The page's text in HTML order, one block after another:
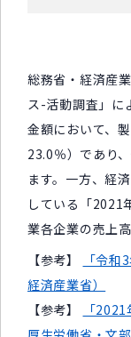
総務省・経済産
ス-活動調査」に
金額において、
23.0％）であり
ます。一方、経
している「2021
業各企業の売上
【参考】
「令
経済産業省）
【参考】
「